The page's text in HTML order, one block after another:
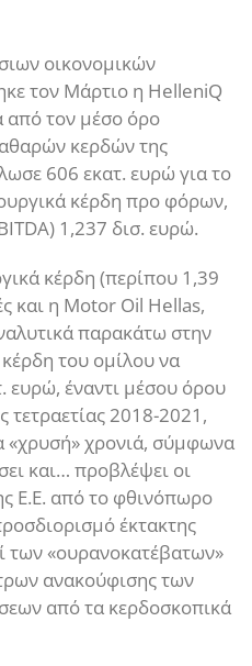
οικονομικών
τον Μάρτιο η HelleniQ
από τον μέσο όρο
κερδών της
606 εκατ. ευρώ για το
κέρδη προ φόρων,
1,237 δισ. ευρώ.
κέρδη (περίπου 1,39
και η Motor Oil Hellas,
παρακάτω στην
του ομίλου να
ευρώ, έναντι μέσου όρου
τετραετίας 2018-2021,
«χρυσή» χρονιά, σύμφωνα
και… προβλέψει οι
Ε.Ε. από το φθινόπωρο
έκτακτης
των «ουρανοκατέβατων»
ανακούφισης των
από τα κερδοσκοπικά